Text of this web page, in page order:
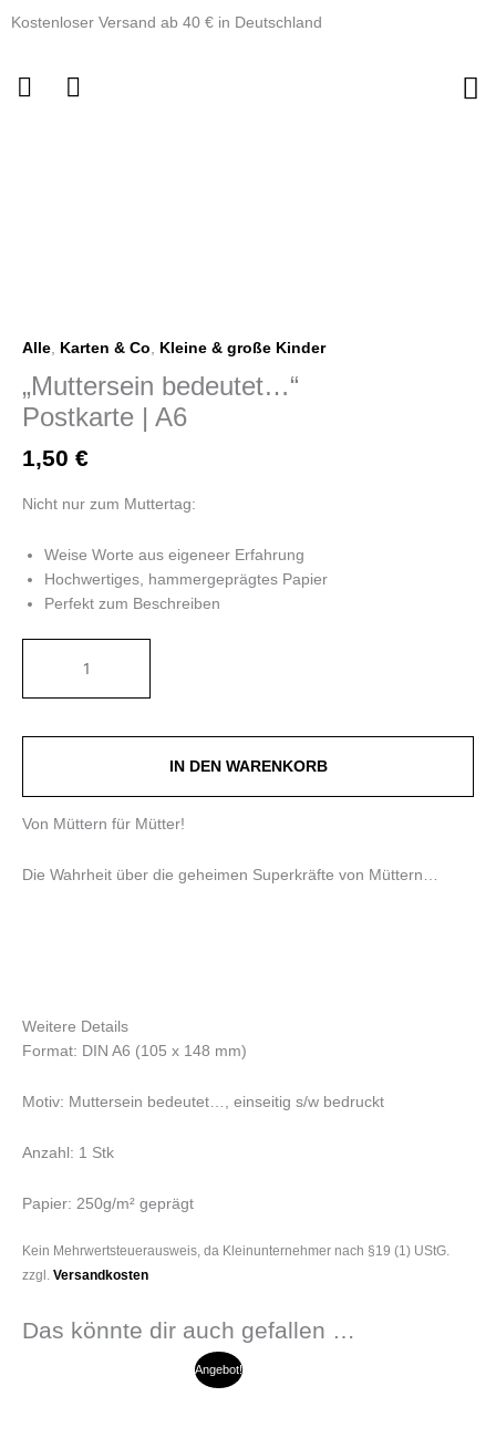
Kostenloser Versand ab 40 € in Deutschland
Alle, Karten & Co, Kleine & große Kinder
„Muttersein bedeutet…“
Postkarte | A6
1,50 €
Nicht nur zum Muttertag:
Weise Worte aus eigeneer Erfahrung
Hochwertiges, hammergeprägtes Papier
Perfekt zum Beschreiben
IN DEN WARENKORB
Von Müttern für Mütter!
Die Wahrheit über die geheimen Superkräfte von Müttern…
Weitere Details
Format: DIN A6 (105 x 148 mm)
Motiv: Muttersein bedeutet…, einseitig s/w bedruckt
Anzahl: 1 Stk
Papier: 250g/m² geprägt
Kein Mehrwertsteuerausweis, da Kleinunternehmer nach §19 (1) UStG.
zzgl. Versandkosten
Das könnte dir auch gefallen …
Angebot!